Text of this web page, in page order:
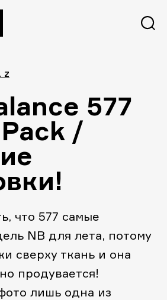
z
577
/
что 577 самые
NB для лета, потому
сверху ткань и она
продувается!
лишь одна из